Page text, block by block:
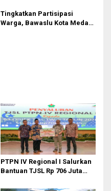
Tingkatkan Partisipasi
Warga, Bawaslu Kota Medan
PTPN IV Regional I Salurkan
Bantuan TJSL Rp 706 Juta
Berkelanjutan